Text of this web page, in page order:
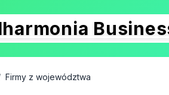
Firmy z województwa